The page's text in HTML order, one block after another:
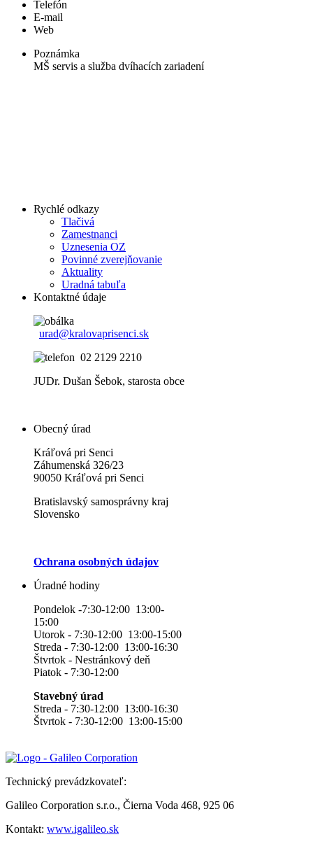
Telefón
E-mail
Web
Poznámka
MŠ servis a služba dvíhacích zariadení
Rychlé odkazy
Tlačivá
Zamestnanci
Uznesenia OZ
Povinné zverejňovanie
Aktuality
Uradná tabuľa
Kontaktné údaje
urad@kralovaprisenci.sk
02 2129 2210
JUDr. Dušan Šebok, starosta obce
Obecný úrad
Kráľová pri Senci
Záhumenská 326/23
90050 Kráľová pri Senci
Bratislavský samosprávny kraj
Slovensko
Ochrana osobných údajov
Úradné hodiny
Pondelok -7:30-12:00 13:00-
15:00
Utorok - 7:30-12:00 13:00-15:00
Streda - 7:30-12:00 13:00-16:30
Štvrtok - Nestránkový deň
Piatok - 7:30-12:00
Stavebný úrad
Streda - 7:30-12:00 13:00-16:30
Štvrtok - 7:30-12:00 13:00-15:00
Technický prevádzkovateľ:
Galileo Corporation s.r.o., Čierna Voda 468, 925 06
Kontakt: www.igalileo.sk